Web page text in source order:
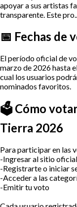
apoyar a sus artistas
transparente. Este pro...
📅 Fechas de
El período oficial de
marzo de 2026 hasta
cual los usuarios
nominados favoritos.
🗳️ Cómo
Tierra 2026
Para participar en las
-Ingresar al sitio
-Registrarte o iniciar
-Acceder a las
-Emitir tu voto